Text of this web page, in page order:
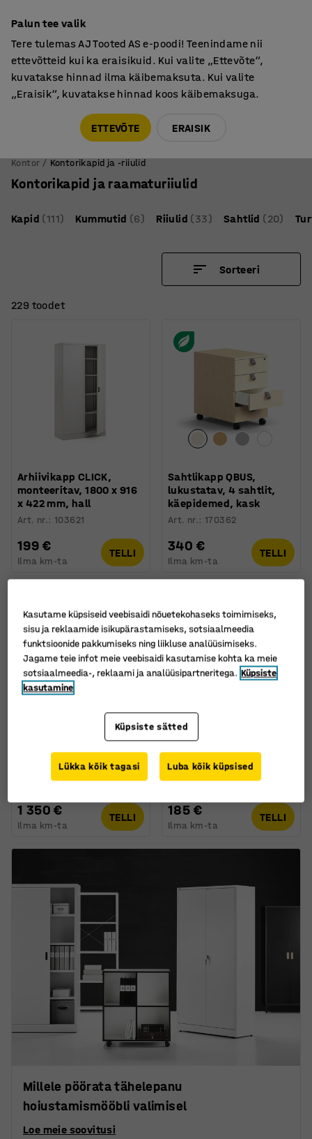
Pärnu mnt 158, Tallinn. Kauba väljastamine Paneeli
6, Tallinn. Vaata lähemalt!
Kontor Kontorikapid ja -riiulid
Kontorikapid ja raamaturiiulid
Kapid (111) Kummutid (6) Riiulid (33) Sahtlid (20)
Sorteeri
229 toodet
Arhiivikapp CLICK,
monteeritav, 1800 x 916
x 422 mm, hall
Art. nr.:103621
199 €
Ilma km-ta
TELLI
Sahtlikapp QBUS,
lukustatav, 4 sahtlit,
käepidemed, kask
Art. nr.:170362
340 €
Ilma km-ta
TELLI
ARMOUR, 1950 x 930 x
520 mm, võtmelukk
:131825
1 350 €
Ilma km-ta
TELLI
Sahtlikapp FLEXUS, 3
sahtlit, hall
Art. nr.:149547
185 €
Ilma km-ta
TELLI
Millele pöörata tähelepanu
hoiustamismööbli valimisel
Loe meie soovitusi
Palun tee valik
Tere tulemas AJ Tooted AS e-poodi! Teenindame nii
ettevõtteid kui ka eraisikuid. Kui valite „Ettevõte“,
kuvatakse hinnad ilma käibemaksuta. Kui valite
„Eraisik“, kuvatakse hinnad koos käibemaksuga.
ETTEVÕTE ERAISIK
Kasutame küpsiseid veebisaidi nõuetekohaseks toimimiseks,
sisu ja reklaamide isikupärastamiseks, sotsiaalmeedia
funktsioonide pakkumiseks ning liikluse analüüsimiseks.
Jagame teie infot meie veebisaidi kasutamise kohta ka meie
sotsiaalmeedia-, reklaami ja analüüsipartneritega. Küpsiste
kasutamine
Küpsiste sätted
Lükka kõik tagasi Luba kõik küpsised